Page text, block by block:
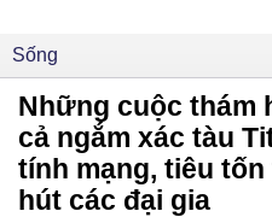
Sống
Những cuộc thám
cả ngắm xác tàu
tính mạng, tiêu
hút các đại gia